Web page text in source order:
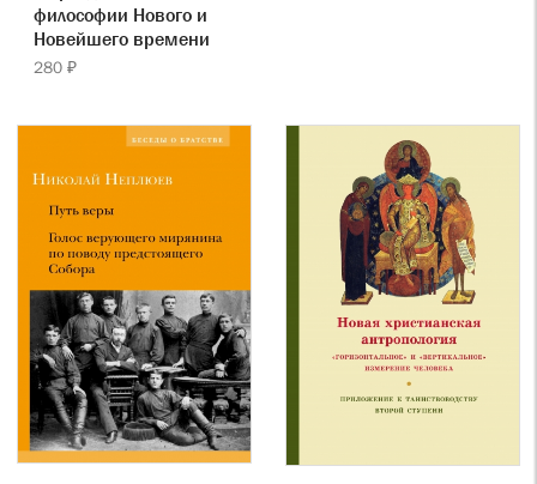
философии Нового и
Новейшего времени
280 ₽